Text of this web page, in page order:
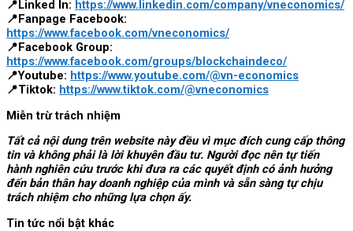
📍Linked In: https://www.linkedin.com/company/vneconomics/
📍Fanpage Facebook:
https://www.facebook.com/vneconomics/
📍Facebook Group:
https://www.facebook.com/groups/blockchaindeco/
📍Youtube: https://www.youtube.com/@vn-economics
📍Tiktok: https://www.tiktok.com/@vneconomics
Miễn trừ trách nhiệm
Tất cả nội dung trên website này đều vì mục đích cung cấp thông
tin và không phải là lời khuyên đầu tư. Người đọc nên tự tiến
hành nghiên cứu trước khi đưa ra các quyết định có ảnh hưởng
đến bản thân hay doanh nghiệp của mình và sẵn sàng tự chịu
trách nhiệm cho những lựa chọn ấy.
Tin tức nổi bật khác